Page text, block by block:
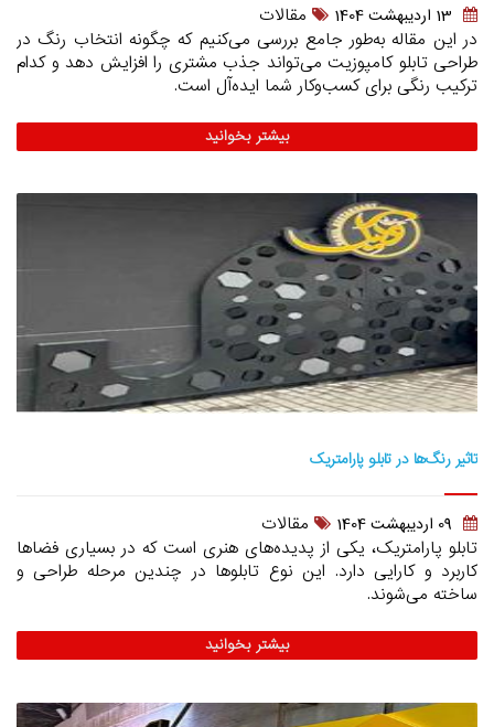
13 ارديبهشت 1404
مقالات
در این مقاله به‌طور جامع بررسی می‌کنیم که چگونه انتخاب رنگ در
طراحی تابلو کامپوزیت می‌تواند جذب مشتری را افزایش دهد و کدام
ترکیب رنگی برای کسب‌وکار شما ایده‌آل است.
بیشتر بخوانید
تاثیر رنگ‌ها در تابلو پارامتریک
09 ارديبهشت 1404
مقالات
تابلو پارامتریک، یکی از پدیده‌های هنری است که در بسیاری فضاها
کاربرد و کارایی دارد. این نوع تابلوها در چندین مرحله طراحی و
ساخته می‌شوند.
بیشتر بخوانید